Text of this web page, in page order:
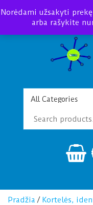
Pradžia / Kortelės,
Norėdami užsakyti
arba rašykite